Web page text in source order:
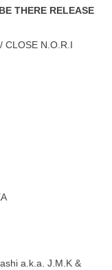
THERE RELEASE
CLOSE N.O.R.I
a.k.a. J.M.K &